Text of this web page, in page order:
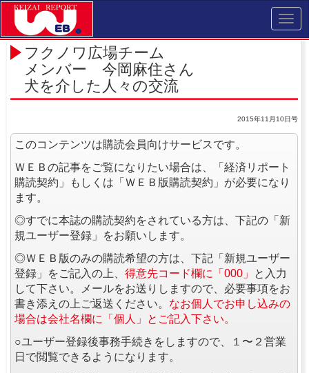
フクノワ広場チーム
メンバー 今岡麻住さん
犬を介した人々の交流
2015年11月10日号
このコンテンツは購読会員向けサービスです。
ＷＥＢの記事をご覧になりたい場合は、「経済リポート
購読契約」もしくは「ＷＥＢ版購読契約」が必要になり
ます。
◎すでに本誌の購読契約をされている方は、下記の「新
規ユーザー登録」をお願いします。
◎ＷＥＢ版のみの購読希望の方は、下記「新規ユーザー
登録」をご記入の上、 得意先コード欄に「000」
と入力
して下さい。メールをお送りしますので、必要事項をお
書き添えの上ご返送ください。 なお個人でお申し込みの
場合は会社名欄に「個人」とご記入下さい。
○ユーザー登録後事務手続きをしますので、１〜２営業
日で閲覧できるようになります。